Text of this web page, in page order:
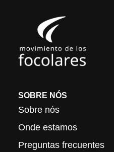
SOBRE NÓS
Sobre nós
Onde estamos
Preguntas frecuentes